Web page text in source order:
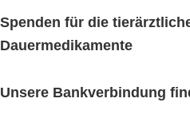
Spenden für die
Dauermedikamente
Unsere Bankverbindung